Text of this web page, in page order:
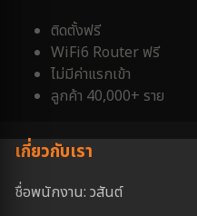
ติดตั้งฟรี
WiFi6 Router ฟรี
ไม่มีค่าแรกเข้า
ลูกค้า 40,000+ ราย
เกี่ยวกับเรา
ชื่อพนักงาน: วสันต์